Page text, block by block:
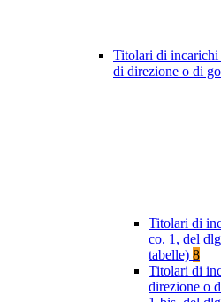
Titolari di
di direzione o di
Titolari di
co. 1, del
tabelle) 8
Titolari di
direzione o